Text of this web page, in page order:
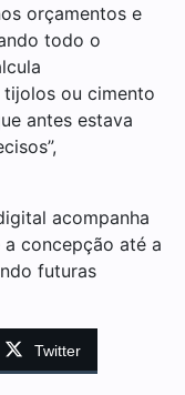
orçamentos e
todo o
ou cimento
antes estava
acompanha
concepção até a
futuras
Twitter